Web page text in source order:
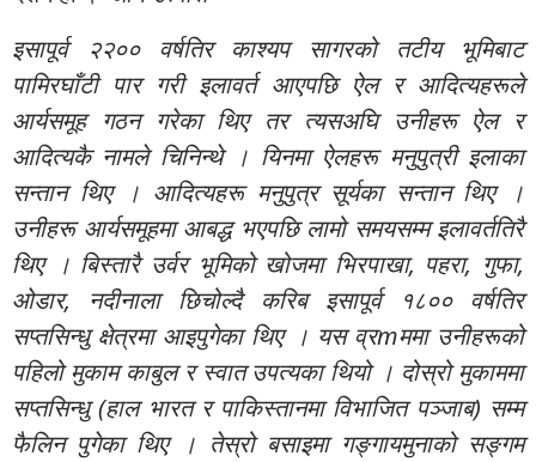
इसापूर्व २२०० वर्षतिर काश्यप सागरको तटीय भूमिबाट
पामिरघाँटी पार गरी इलावर्त आएपछि ऐल र आदित्यहरूले
आर्यसमूह गठन गरेका थिए तर त्यसअघि उनीहरू ऐल र
आदित्यकै नामले चिनिन्थे । यिनमा ऐलहरू मनुपुत्री इलाका
सन्तान थिए । आदित्यहरू मनुपुत्र सूर्यका सन्तान थिए ।
उनीहरू आर्यसमूहमा आबद्ध भएपछि लामो समयसम्म इलावर्ततिरै
थिए । बिस्तारै उर्वर भूमिको खोजमा भिरपाखा, पहरा, गुफा,
ओडार, नदीनाला छिचोल्दै करिब इसापूर्व १८०० वर्षतिर
सप्तसिन्धु क्षेत्रमा आइपुगेका थिए । यस व्रmममा उनीहरूको
पहिलो मुकाम काबुल र स्वात उपत्यका थियो । दोस्रो मुकाममा
सप्तसिन्धु (हाल भारत र पाकिस्तानमा विभाजित पञ्जाब) सम्म
फैलिन पुगेका थिए । तेस्रो बसाइमा गङ्गायमुनाको सङ्गम